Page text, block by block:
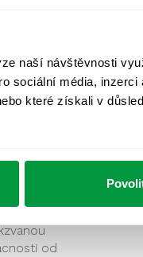
naší návštěvnosti
sociální média, inzerci
které získali v
od